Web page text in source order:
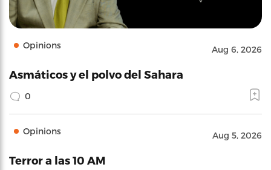
Opinions Aug 6, 2026
Asmáticos y el polvo del Sahara
0
Opinions Aug 5, 2026
Terror a las 10 AM